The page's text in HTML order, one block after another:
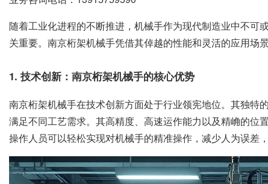
随着工业化进程的不断推进，机械手作为现代制造业中不可
关重要。南京桁架机械手凭借其倬越的性能和灵活的应用场
1. 技术创新：南京桁架机械手的核心优势
南京桁架机械手在技术创新方面处于行业领宪地位。其独特
满足不同工艺需求。其高精度、高速运作能力以及精崅的位
操作人员可以轻松实现对机械手的精准操作，减少人为误差，